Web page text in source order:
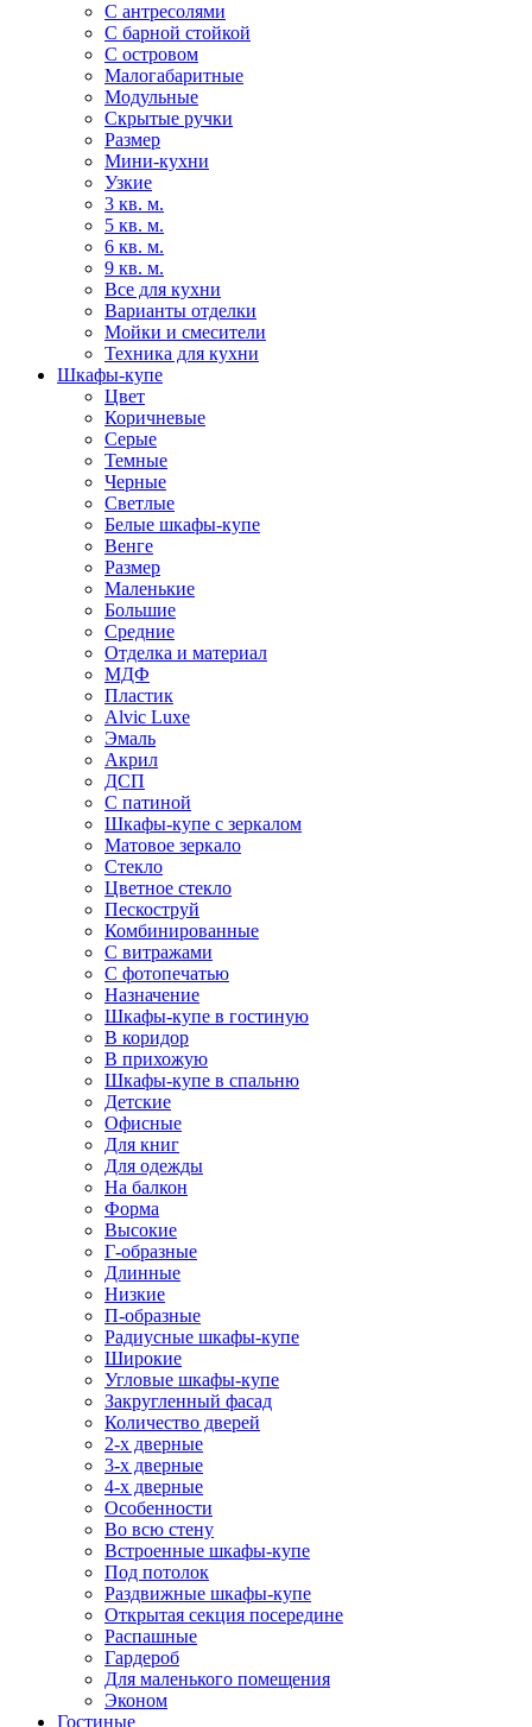
С антресолями
С барной стойкой
С островом
Малогабаритные
Модульные
Скрытые ручки
Размер
Мини-кухни
Узкие
3 кв. м.
5 кв. м.
6 кв. м.
9 кв. м.
Все для кухни
Варианты отделки
Мойки и смесители
Техника для кухни
Шкафы-купе
Цвет
Коричневые
Серые
Темные
Черные
Светлые
Белые шкафы-купе
Венге
Размер
Маленькие
Большие
Средние
Отделка и материал
МДФ
Пластик
Alvic Luxe
Эмаль
Акрил
ДСП
С патиной
Шкафы-купе с зеркалом
Матовое зеркало
Стекло
Цветное стекло
Пескоструй
Комбинированные
С витражами
С фотопечатью
Назначение
Шкафы-купе в гостиную
В коридор
В прихожую
Шкафы-купе в спальню
Детские
Офисные
Для книг
Для одежды
На балкон
Форма
Высокие
Г-образные
Длинные
Низкие
П-образные
Радиусные шкафы-купе
Широкие
Угловые шкафы-купе
Закругленный фасад
Количество дверей
2-х дверные
3-х дверные
4-х дверные
Особенности
Во всю стену
Встроенные шкафы-купе
Под потолок
Раздвижные шкафы-купе
Открытая секция посередине
Распашные
Гардероб
Для маленького помещения
Эконом
Гостиные